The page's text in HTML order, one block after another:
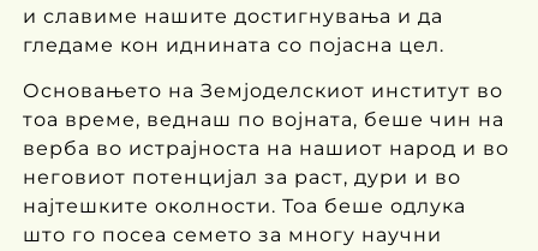
и славиме нашите достигнувања и да
гледаме кон иднината со појасна цел.
Основањето на Земјоделскиот институт во
тоа време, веднаш по војната, беше чин на
верба во истрајноста на нашиот народ и во
неговиот потенцијал за раст, дури и во
најтешките околности. Тоа беше одлука
што го посеа семето за многу научни